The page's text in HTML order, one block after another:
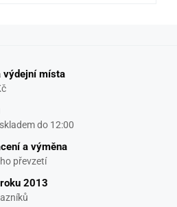
výdejní místa
do 12:00
a výměna
převzetí
2013